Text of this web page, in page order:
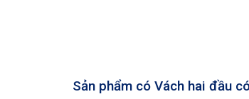
Sản phẩm có Vách hai đầu